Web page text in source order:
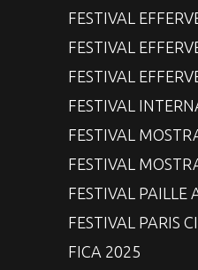
FESTIVAL
FESTIVAL
FESTIVAL
FESTIVAL
FESTIVAL
FESTIVAL
FESTIVAL PAILLE
FESTIVAL PARIS
FICA 2025